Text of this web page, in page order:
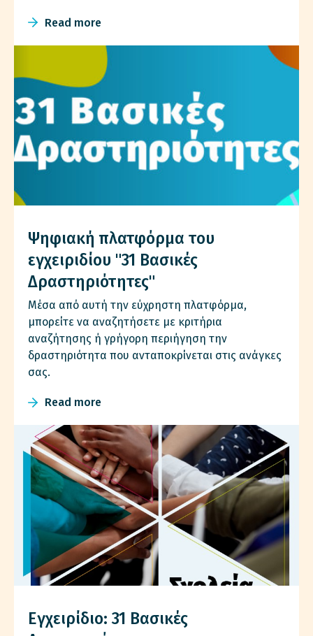
Read more
Ψηφιακή πλατφόρμα του
εγχειριδίου "31 Βασικές
Δραστηριότητες"
Μέσα από αυτή την εύχρηστη πλατφόρμα,
μπορείτε να αναζητήσετε με κριτήρια
αναζήτησης ή γρήγορη περιήγηση την
δραστηριότητα που ανταποκρίνεται στις ανάγκες
σας.
Read more
Εγχειρίδιο: 31 Βασικές